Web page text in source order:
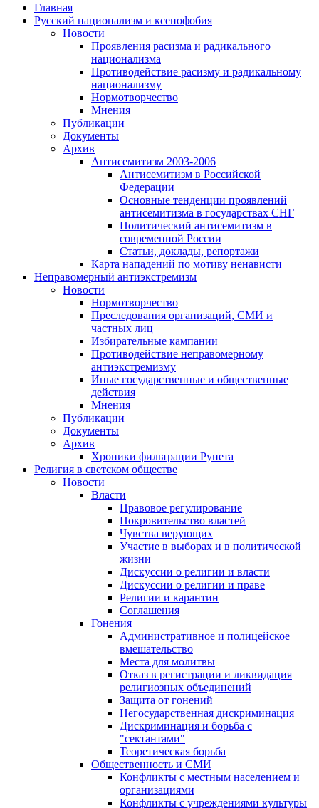
Главная
Русский национализм и ксенофобия
Новости
Проявления расизма и радикального
национализма
Противодействие расизму и радикальному
национализму
Нормотворчество
Мнения
Публикации
Документы
Архив
Антисемитизм 2003-2006
Антисемитизм в Российской
Федерации
Основные тенденции проявлений
антисемитизма в государствах СНГ
Политический антисемитизм в
современной России
Статьи, доклады, репортажи
Карта нападений по мотиву ненависти
Неправомерный антиэкстремизм
Новости
Нормотворчество
Преследования организаций, СМИ и
частных лиц
Избирательные кампании
Противодействие неправомерному
антиэкстремизму
Иные государственные и общественные
действия
Мнения
Публикации
Документы
Архив
Хроники фильтрации Рунета
Религия в светском обществе
Новости
Власти
Правовое регулирование
Покровительство властей
Чувства верующих
Участие в выборах и в политической
жизни
Дискуссии о религии и власти
Дискуссии о религии и праве
Религии и карантин
Соглашения
Гонения
Административное и полицейское
вмешательство
Места для молитвы
Отказ в регистрации и ликвидация
религиозных объединений
Защита от гонений
Негосударственная дискриминация
Дискриминация и борьба с
"сектантами"
Теоретическая борьба
Общественность и СМИ
Конфликты с местным населением и
организациями
Конфликты с учреждениями культуры